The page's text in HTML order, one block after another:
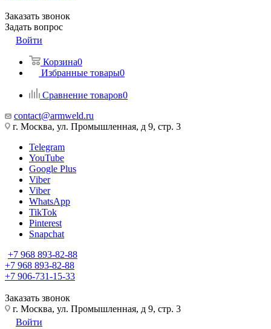
Заказать звонок
Задать вопрос
Войти
Корзина0
Избранные товары0
Сравнение товаров0
contact@armweld.ru
г. Москва, ул. Промышленная, д 9, стр. 3
Telegram
YouTube
Google Plus
Viber
Viber
WhatsApp
TikTok
Pinterest
Snapchat
+7 968 893-82-88
+7 968 893-82-88
+7 906-731-15-33
Заказать звонок
г. Москва, ул. Промышленная, д 9, стр. 3
Войти